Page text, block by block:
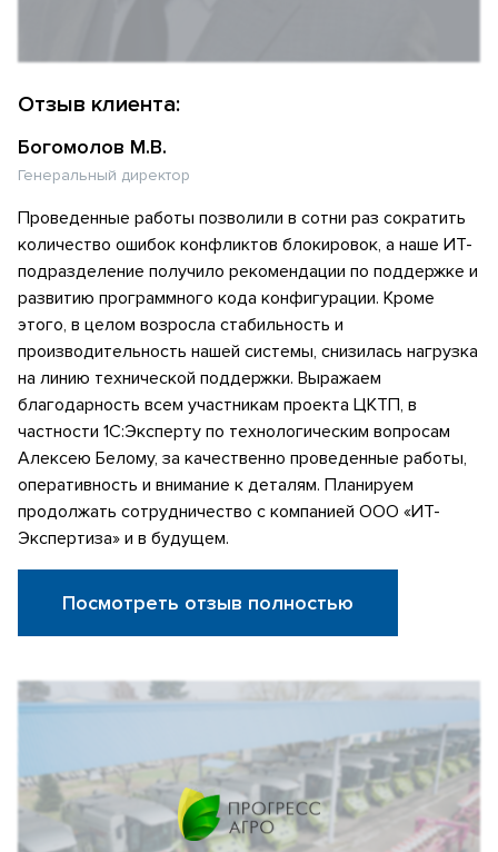
Отзыв клиента:
Богомолов М.В.
Генеральный директор
Проведенные работы позволили в сотни раз сократить
количество ошибок конфликтов блокировок, а наше ИТ-
подразделение получило рекомендации по поддержке и
развитию программного кода конфигурации. Кроме
этого, в целом возросла стабильность и
производительность нашей системы, снизилась нагрузка
на линию технической поддержки. Выражаем
благодарность всем участникам проекта ЦКТП, в
частности 1С:Эксперту по технологическим вопросам
Алексею Белому, за качественно проведенные работы,
оперативность и внимание к деталям. Планируем
продолжать сотрудничество с компанией ООО «ИТ-
Экспертиза» и в будущем.
Посмотреть отзыв полностью